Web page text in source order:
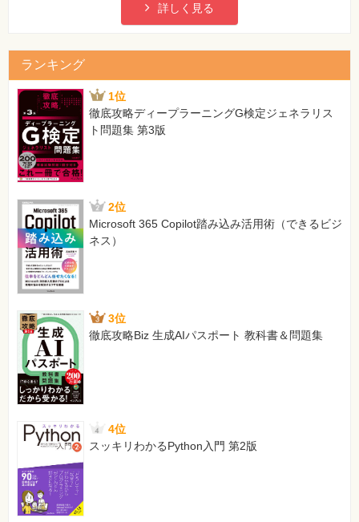
詳しく見る
ランキング
1位
徹底攻略ディープラーニングG検定ジェネラリス
ト問題集 第3版
2位
Microsoft 365 Copilot踏み込み活用術（できるビジ
ネス）
3位
徹底攻略Biz 生成AIパスポート 教科書＆問題集
4位
スッキリわかるPython入門 第2版